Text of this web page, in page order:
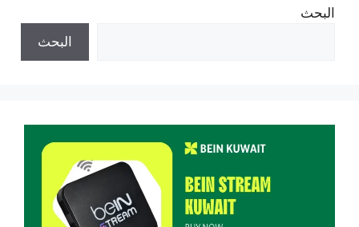
البحث
البحث